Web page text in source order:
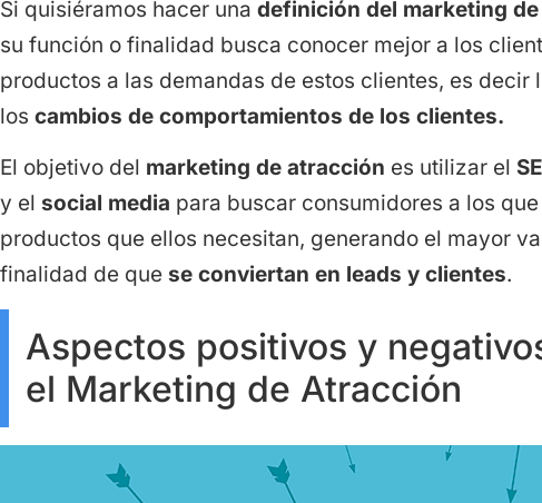
Si quisiéramos hacer una definición del marketing
su función o finalidad busca conocer mejor a los
productos a las demandas de estos clientes, es decir
los cambios de comportamientos de los clientes.
El objetivo del marketing de atracción es utilizar el
y el social media para buscar consumidores a los
productos que ellos necesitan, generando el mayor
finalidad de que se conviertan en leads y clientes.
Aspectos positivos y
el Marketing de Atracción